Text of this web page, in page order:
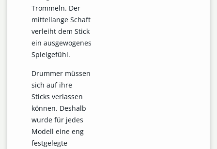
Trommeln. Der
mittellange Schaft
verleiht dem Stick
ein ausgewogenes
Spielgefühl.
Drummer müssen
sich auf ihre
Sticks verlassen
können. Deshalb
wurde für jedes
Modell eine eng
festgelegte